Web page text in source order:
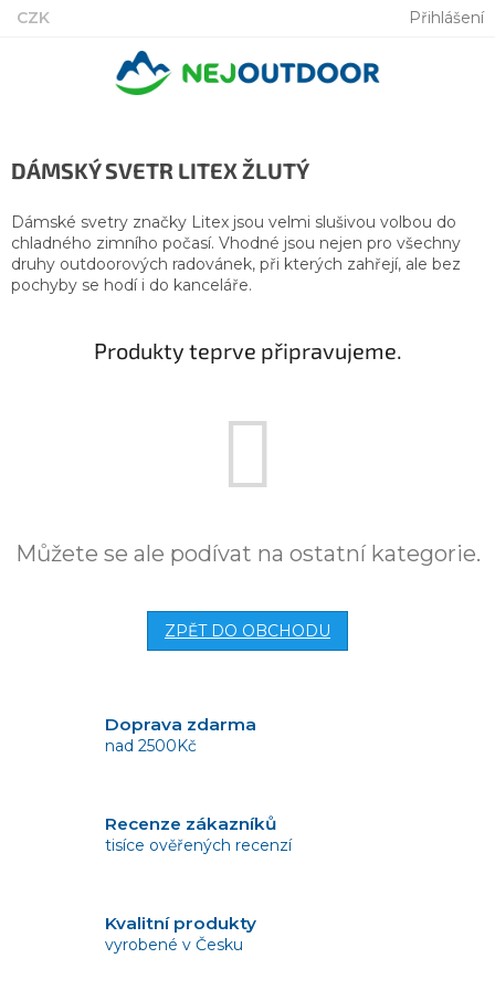
Přejít
CZK Přihlášení
DÁMSKÝ SVETR LITEX ŽLUTÝ
Dámské svetry značky Litex jsou velmi slušivou volbou do
chladného zimního počasí. Vhodné jsou nejen pro všechny
druhy outdoorových radovánek, při kterých zahřejí, ale bez
pochyby se hodí i do kanceláře.
Produkty teprve připravujeme.
Můžete se ale podívat na ostatní kategorie.
ZPĚT DO OBCHODU
Doprava zdarma
nad 2500Kč
Recenze zákazníků
tisíce ověřených recenzí
Kvalitní produkty
vyrobené v Česku